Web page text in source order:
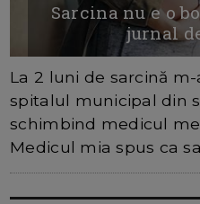
Sarcina nu e o
jurnal
La 2 luni de sarcină
spitalul municipal din
schimbind medicul
Medicul mia spus ca